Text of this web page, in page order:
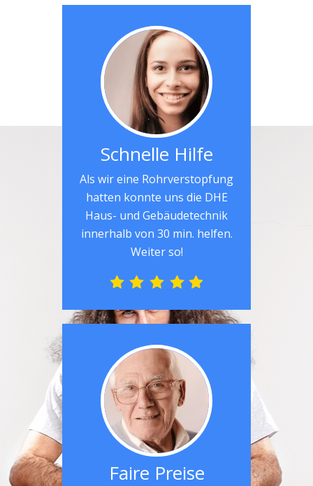
Schnelle Hilfe
Als wir eine Rohrverstopfung
hatten konnte uns die DHE
Haus- und Gebäudetechnik
innerhalb von 30 min. helfen.
Weiter so!
Faire Preise